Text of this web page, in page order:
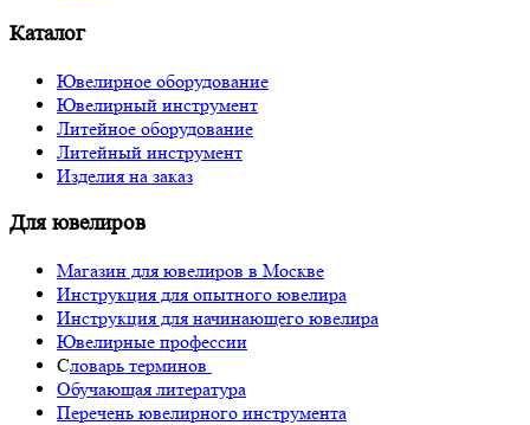
Каталог
Ювелирное оборудование
Ювелирный инструмент
Литейное оборудование
Литейный инструмент
Изделия на заказ
Для ювелиров
Магазин для ювелиров в Москве
Инструкция для опытного ювелира
Инструкция для начинающего ювелира
Ювелирные профессии
Словарь терминов
Обучающая литература
Перечень ювелирного инструмента